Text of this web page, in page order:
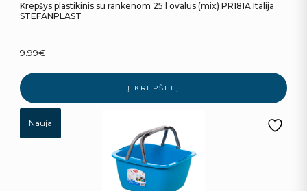
Krepšys plastikinis su rankenom 25 l ovalus (mix) PR181A Italija
STEFANPLAST
9.99€
Į KREPŠELĮ
Nauja